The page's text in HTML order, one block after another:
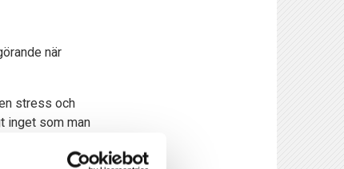
när
stress och
inget som man
Det är den